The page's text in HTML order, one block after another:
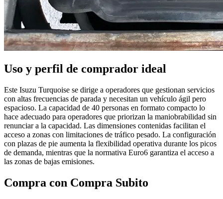
Uso y perfil de comprador ideal
Este Isuzu Turquoise se dirige a operadores que gestionan servicios
con altas frecuencias de parada y necesitan un vehículo ágil pero
espacioso. La capacidad de 40 personas en formato compacto lo
hace adecuado para operadores que priorizan la maniobrabilidad sin
renunciar a la capacidad. Las dimensiones contenidas facilitan el
acceso a zonas con limitaciones de tráfico pesado. La configuración
con plazas de pie aumenta la flexibilidad operativa durante los picos
de demanda, mientras que la normativa Euro6 garantiza el acceso a
las zonas de bajas emisiones.
Compra con Compra Subito